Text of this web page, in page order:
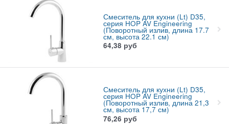
Смеситель для кухни (Lt) D35,
серия HOP AV Engineering
(Поворотный излив, длина 17.7
см, высота 22.1 см)
64,38 руб
Смеситель для кухни (Lt) D35,
серия HOP AV Engineering
(Поворотный излив, длина 21,3
см, высота 17,7 см)
76,26 руб